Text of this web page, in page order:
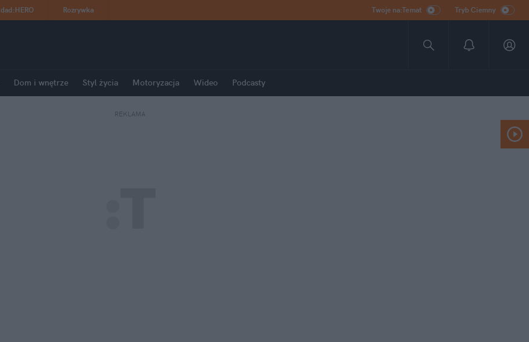
dad:HERO Rozrywka Twoje na:Temat Tryb Ciemny
Dom i wnętrze Styl życia Motoryzacja Wideo Podcasty
REKLAMA